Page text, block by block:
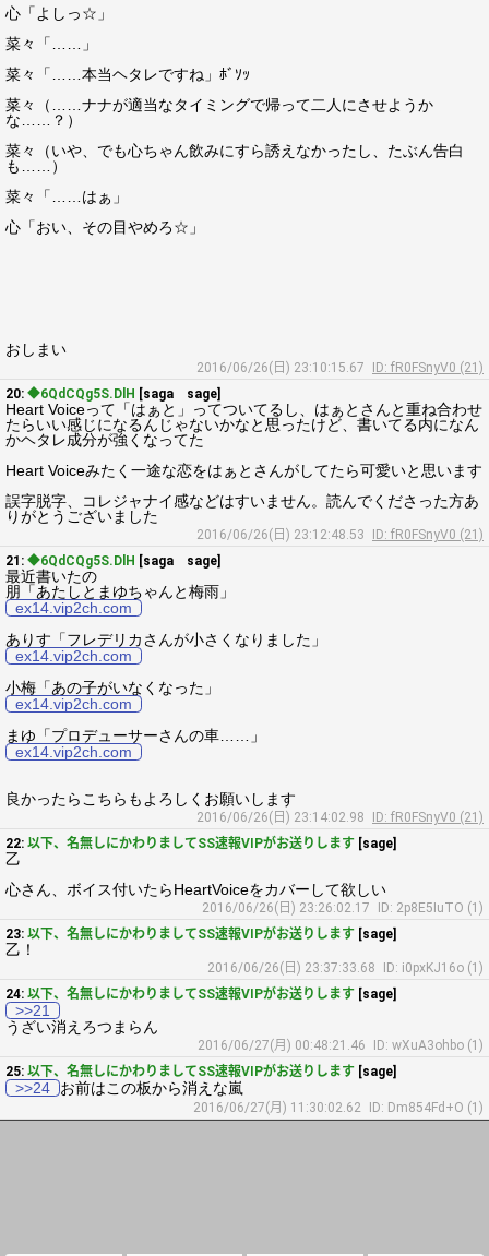
心「よしっ☆」
菜々「……」
菜々「……本当ヘタレですね」ﾎﾞｿｯ
菜々（……ナナが適当なタイミングで帰って二人にさせようか
な……？）
菜々（いや、でも心ちゃん飲みにすら誘えなかったし、たぶん告白
も……）
菜々「……はぁ」
心「おい、その目やめろ☆」
おしまい
2016/06/26(日) 23:10:15.67
ID: fR0FSnyV0 (21)
20: ◆6QdCQg5S.DlH [saga sage]
Heart Voiceって「はぁと」ってついてるし、はぁとさんと重ね合わせ
たらいい感じになるんじゃないかなと思ったけど、書いてる内になん
かヘタレ成分が強くなってた
Heart Voiceみたく一途な恋をはぁとさんがしてたら可愛いと思います
誤字脱字、コレジャナイ感などはすいません。読んでくださった方あ
りがとうございました
2016/06/26(日) 23:12:48.53
ID: fR0FSnyV0 (21)
21: ◆6QdCQg5S.DlH [saga sage]
最近書いたの
朋「あたしとまゆちゃんと梅雨」
ex14.vip2ch.com
ありす「フレデリカさんが小さくなりました」
ex14.vip2ch.com
小梅「あの子がいなくなった」
ex14.vip2ch.com
まゆ「プロデューサーさんの車……」
ex14.vip2ch.com
良かったらこちらもよろしくお願いします
2016/06/26(日) 23:14:02.98
ID: fR0FSnyV0 (21)
22: 以下、名無しにかわりましてSS速報VIPがお送りします [sage]
乙
心さん、ボイス付いたらHeartVoiceをカバーして欲しい
2016/06/26(日) 23:26:02.17
ID: 2p8E5IuTO (1)
23: 以下、名無しにかわりましてSS速報VIPがお送りします [sage]
乙！
2016/06/26(日) 23:37:33.68
ID: i0pxKJ16o (1)
24: 以下、名無しにかわりましてSS速報VIPがお送りします [sage]
>>21
うざい消えろつまらん
2016/06/27(月) 00:48:21.46
ID: wXuA3ohbo (1)
25: 以下、名無しにかわりましてSS速報VIPがお送りします [sage]
>>24 お前はこの板から消えな嵐
2016/06/27(月) 11:30:02.62 ID: Dm854Fd+O (1)